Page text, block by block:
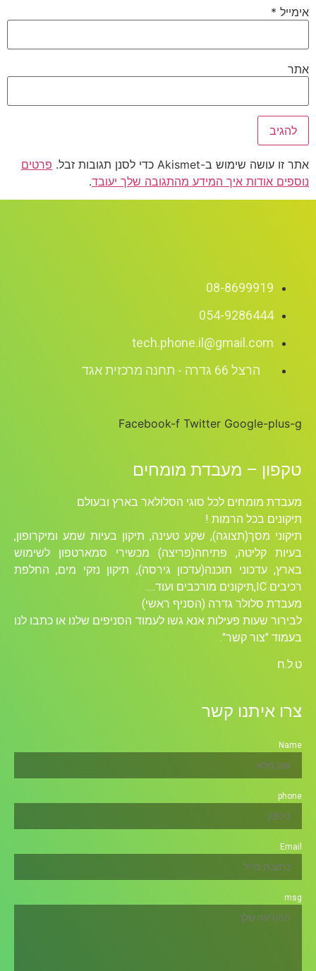
אימייל *
אתר
אתר זו עושה שימוש ב-Akismet כדי לסנן תגובות זבל.
פרטים
נוספים אודות איך המידע מהתגובה שלך יעובד.
08-8699919
054-9286444
tech.phone.il@gmail.com
הרצל 66 גדרה - תחנה מרכזית אגד
Facebook-f Twitter Google-plus-g
טקפון – מעבדת מומחים
מעבדת מומחים לכל סוגי הסלולאר בארץ ובעולם
תיקונים בכל הרמות !
תיקוני מסך(תצוגה), שקע טעינה, תיקון בעיות שמע ומיקרופון,
בעיות קליטה, פתיחה(פריצה) מכשירי סמארטפון לשימוש
בארץ, עדכוני תוכנה(עדכון גירסה), תיקון נזקי מים, החלפת
רכיבים ICׁ,תיקונים מורכבים ועוד….
מעבדת סלולר גדרה (הסניף ראשי)
לבירור שעות פעילות אנא גשו לעמוד הסניפים שלנו או כתבו לנו
בעמוד "צור קשר".
ט.ל.ח
צרו איתנו קשר
Name
phone
Email
msg